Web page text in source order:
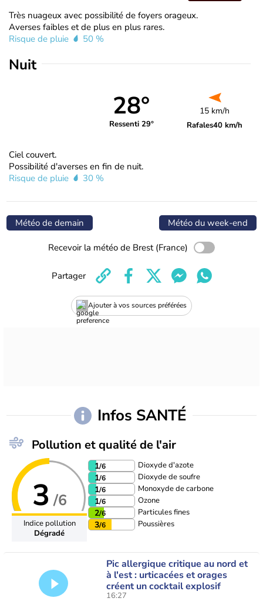
Très nuageux avec possibilité de foyers orageux.
Averses faibles et de plus en plus rares.
Risque de pluie
50 %
Nuit
28°
Ressenti 29°
15 km/h
Rafales40 km/h
Ciel couvert.
Possibilité d'averses en fin de nuit.
Risque de pluie
30 %
Météo de demain Météo du week-end
Recevoir la météo de Brest (France)
Ajouter à vos sources préférées
Partager
Infos SANTÉ
Pollution et qualité de l'air
3 /6
Indice pollution
Dégradé
1/6 Dioxyde d'azote
1/6 Dioxyde de soufre
1/6 Monoxyde de carbone
1/6 Ozone
2/6 Particules fines
3/6 Poussières
Pic allergique critique au nord et
à l'est : urticacées et orages
créent un cocktail explosif
16:27